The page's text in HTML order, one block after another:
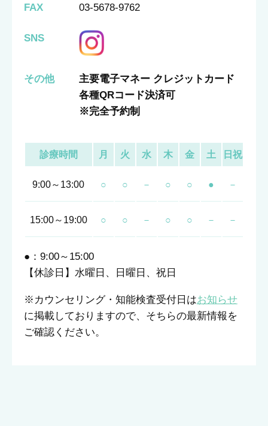
FAX 03-5678-9762
SNS
その他
主要電子マネー クレジットカード
各種QRコード決済可
※完全予約制
診療時間 月 火 水 木 金 土 日祝
9:00～13:00 ○ ○ － ○ ○ ● －
15:00～19:00 ○ ○ － ○ ○ － －
●：9:00～15:00
【休診日】水曜日、日曜日、祝日
※カウンセリング・知能検査受付日はお知らせ
に掲載しておりますので、そちらの最新情報を
ご確認ください。